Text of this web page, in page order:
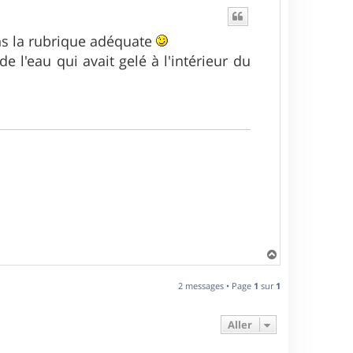
la rubrique adéquate
l'eau qui avait gelé à l'intérieur du
a
t
2 messages • Page 1 sur 1
Aller